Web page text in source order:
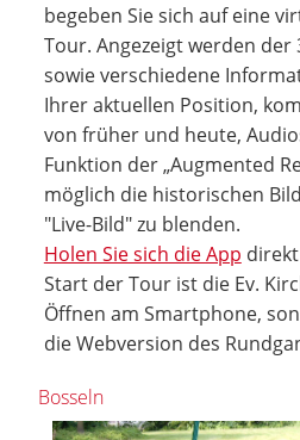
begeben Sie sich auf eine
Tour. Angezeigt werden der
sowie verschiedene
Ihrer aktuellen Position,
von früher und heute,
Funktion der „Augmented
möglich die historischen
"Live-Bild" zu blenden.
Holen Sie sich die App
Start der Tour ist die Ev.
Öffnen am Smartphone,
die Webversion des
Bosseln